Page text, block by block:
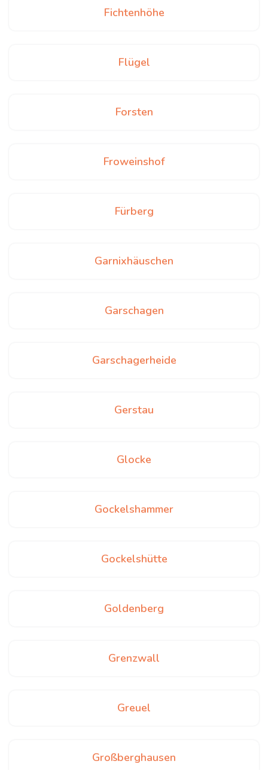
Fichtenhöhe
Flügel
Forsten
Froweinshof
Fürberg
Garnixhäuschen
Garschagen
Garschagerheide
Gerstau
Glocke
Gockelshammer
Gockelshütte
Goldenberg
Grenzwall
Greuel
Großberghausen